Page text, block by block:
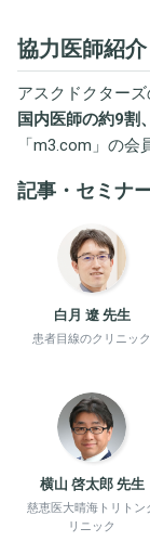
協力医師紹介
アスクドクター
国内医師の約9割
「m3.com 」の会
記事・セミナ
白月 遼 先生
患者目線のクリニック
横山 啓太郎 先生
慈恵医大晴海トリトン
リニック